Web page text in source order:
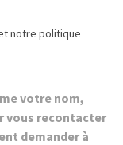
notre politique
votre nom,
vous recontacter
demander à